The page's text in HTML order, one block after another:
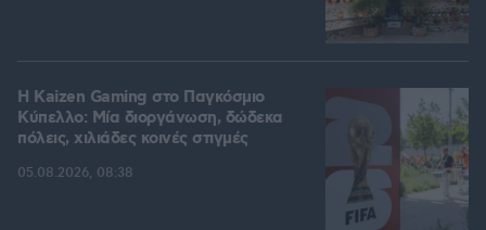
H Kaizen Gaming στο Παγκόσμιο
Kύπελλο: Μία διοργάνωση, δώδεκα
πόλεις, χιλιάδες κοινές στιγμές
05.08.2026, 08:38